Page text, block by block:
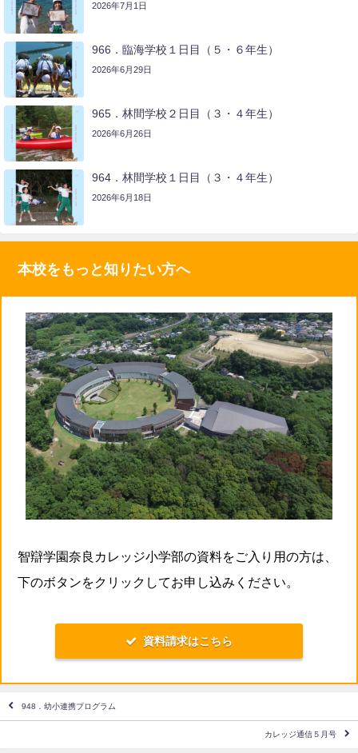
2026年7月1日
966．臨海学校１日目（５・６年生）
2026年6月29日
965．林間学校２日目（３・４年生）
2026年6月26日
964．林間学校１日目（３・４年生）
2026年6月18日
本校をもっと知りたい方へ
智辯学園奈良カレッジ小学部の資料をご入り用の方は、
下のボタンをクリックしてお申し込みください。
資料請求はこちら
948．幼小連携プログラム
カレッジ通信５月号